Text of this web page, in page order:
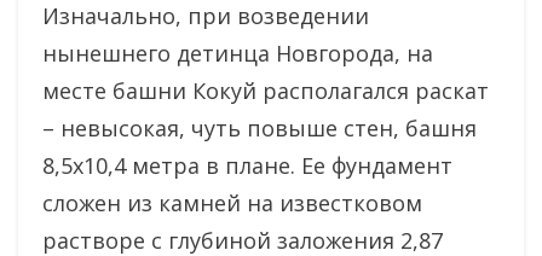
Изначально, при возведении
нынешнего детинца Новгорода, на
месте башни Кокуй располагался раскат
– невысокая, чуть повыше стен, башня
8,5х10,4 метра в плане. Ее фундамент
сложен из камней на известковом
растворе с глубиной заложения 2,87